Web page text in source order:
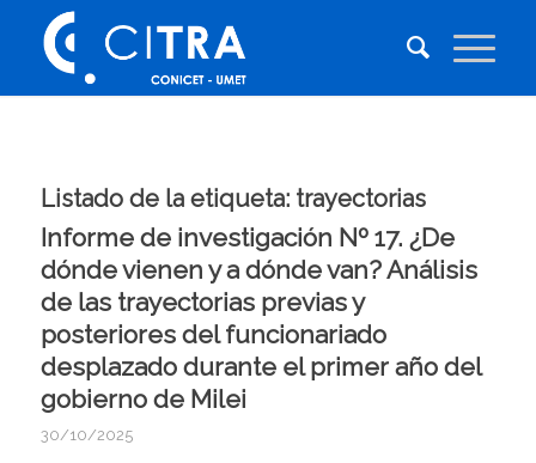
Listado de la etiqueta: trayectorias
Informe de investigación Nº 17. ¿De
dónde vienen y a dónde van? Análisis
de las trayectorias previas y
posteriores del funcionariado
desplazado durante el primer año del
gobierno de Milei
30/10/2025